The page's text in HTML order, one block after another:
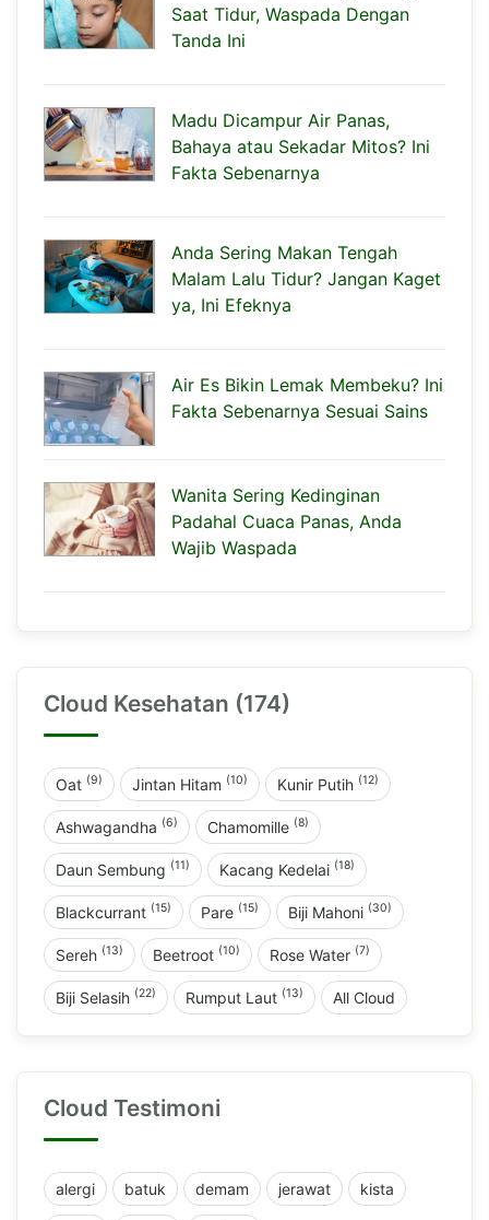
Saat Tidur, Waspada Dengan
Tanda Ini
Madu Dicampur Air Panas,
Bahaya atau Sekadar Mitos? Ini
Fakta Sebenarnya
Anda Sering Makan Tengah
Malam Lalu Tidur? Jangan Kaget
ya, Ini Efeknya
Air Es Bikin Lemak Membeku? Ini
Fakta Sebenarnya Sesuai Sains
Wanita Sering Kedinginan
Padahal Cuaca Panas, Anda
Wajib Waspada
Cloud Kesehatan (174)
Oat (9) Jintan Hitam (10) Kunir Putih (12)
Ashwagandha (6) Chamomille (8)
Daun Sembung (11) Kacang Kedelai (18)
Blackcurrant (15) Pare (15) Biji Mahoni (30)
Sereh (13) Beetroot (10) Rose Water (7)
Biji Selasih (22) Rumput Laut (13) All Cloud
Cloud Testimoni
alergi batuk demam jerawat kista